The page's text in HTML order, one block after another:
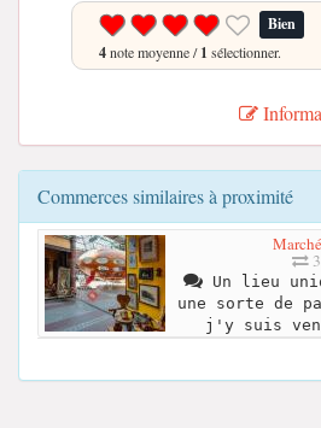
Bien
4note moyenne /1 sélectionner.
Commerces similaires à proximité
Un lieu
une sorte de
j'y suis